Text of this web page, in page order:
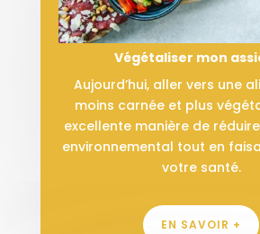
Végétaliser mon
Aujourd’hui, aller vers une
moins carnée et plus
excellente manière de
environnemental tout en
votre santé.
EN SAVOIR +